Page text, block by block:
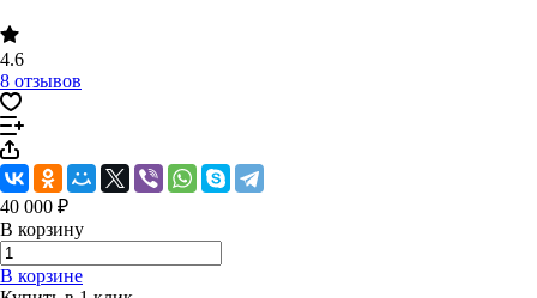
4.6
8 отзывов
40 000 ₽
В корзину
В корзине